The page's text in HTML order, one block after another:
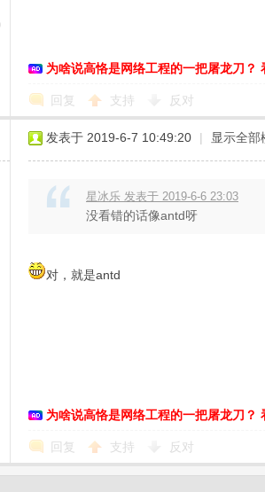
为啥说高恪是网络工程的一把屠龙刀？
回复 支持 反对
发表于 2019-6-7 10:49:20 | 显示全部
星冰乐 发表于 2019-6-6 23:03
没看错的话像antd呀
对，就是antd
为啥说高恪是网络工程的一把屠龙刀？
回复 支持 反对